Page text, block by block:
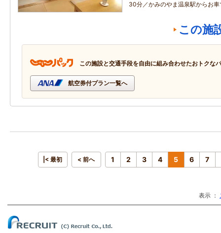
30分／かみのやま温泉駅からお
この施
この施設と交通手段を自由に組み合わせたおトクな
航空券付プラン一覧へ
|< 最初 < 前へ 1 2 3 4 5 6 7
表示 ：